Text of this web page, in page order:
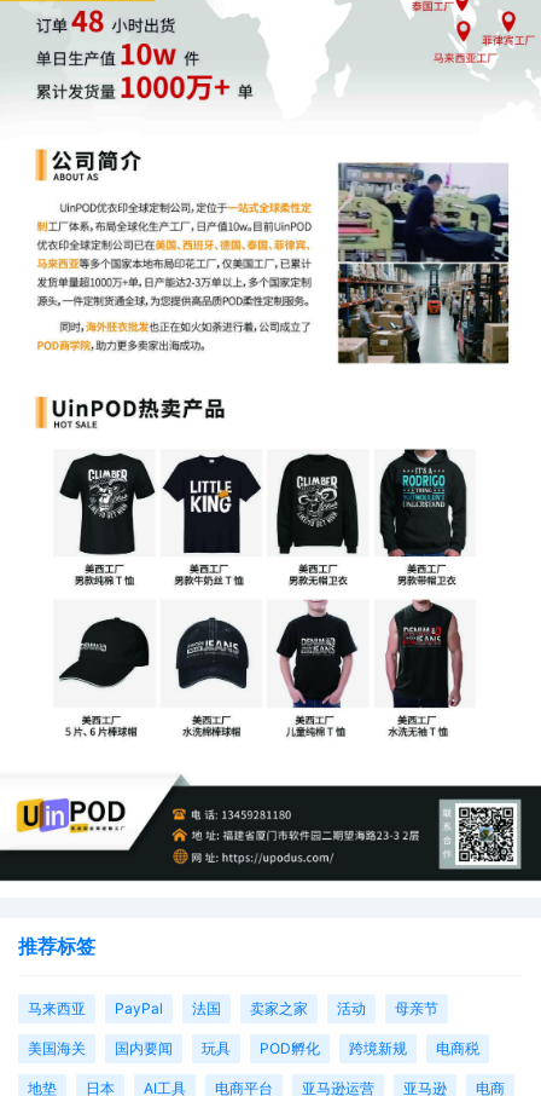
推荐标签
马来西亚 PayPal 法国 卖家之家 活动 母亲节
美国海关 国内要闻 玩具 POD孵化 跨境新规 电商税
地垫 日本 AI工具 电商平台 亚马逊运营 亚马逊 电商